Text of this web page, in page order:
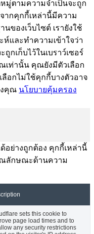
มู่ตามความจำเป็นจะถูก
ากคุกกี้เหล่านี้มีความ
ของเว็บไซต์ เรายังใช้
และทำความเข้าใจว่า
กเก็บไว้ในเบราว์เซอร์
เท่านั้น คุณยังมีตัวเลือก
ลือกไม่ใช้คุกกี้บางตัวอาจ
งคุณ นโยบายคุ้มครอง
ด้อย่างถูกต้อง คุกกี้เหล่านี้
ลักษณะด้านความ
sets this cookie to
page load times and to
any security restrictions